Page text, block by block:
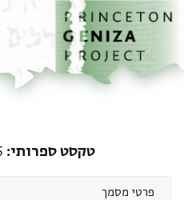
לתוכןהבית
טקסט ספרותי